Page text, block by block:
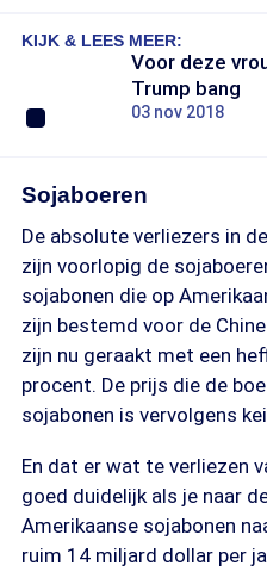
KIJK & LEES MEER:
Voor deze
Trump bang
03 nov 2018
Sojaboeren
De absolute verliezers in
zijn voorlopig de
sojabonen die op
zijn bestemd voor de
zijn nu geraakt met een
procent. De prijs die de
sojabonen is vervolgens
En dat er wat te verliezen
goed duidelijk als je naar
Amerikaanse sojabonen
ruim 14 miljard dollar per